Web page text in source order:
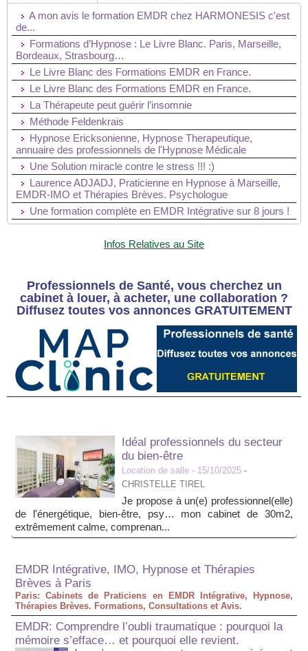
A mon avis le formation EMDR chez HARMONESIS c'est
de...
Formations d’Hypnose : Le Livre Blanc. Paris, Marseille,
Bordeaux, Strasbourg…
Le Livre Blanc des Formations EMDR en France.
Le Livre Blanc des Formations EMDR en France.
La Thérapeute peut guérir l’insomnie
Méthode Feldenkrais
Hypnose Ericksonienne, Hypnose Therapeutique,
annuaire des professionnels de l'Hypnose Médicale
Une Solution miracle contre le stress !!! :)
Laurence ADJADJ, Praticienne en Hypnose à Marseille,
EMDR-IMO et Thérapies Brèves. Psychologue
Une formation complète en EMDR Intégrative sur 8 jours !
Infos Relatives au Site
Professionnels de Santé, vous cherchez un
cabinet à louer, à acheter, une collaboration ?
Diffusez toutes vos annonces GRATUITEMENT
Idéal professionnels du secteur
du bien-être
Location de salle - 15/10/2025 -
CHRISTELLE TIREL
Je propose à un(e) professionnel(elle)
de l'énergétique, bien-être, psy… mon cabinet de 30m2,
extrêmement calme, comprenan...
EMDR Intégrative, IMO, Hypnose et Thérapies
Brèves à Paris
Paris: Cabinets de Praticiens en EMDR Intégrative, Hypnose,
Thérapies Brèves. Formations, Consultations et Avis.
EMDR: Comprendre l’oubli traumatique : pourquoi la
mémoire s’efface… et pourquoi elle revient.